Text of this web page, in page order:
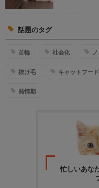
話題のタグ
首輪 社会化
抜け毛 キャットフード
発情期
忙しいあな